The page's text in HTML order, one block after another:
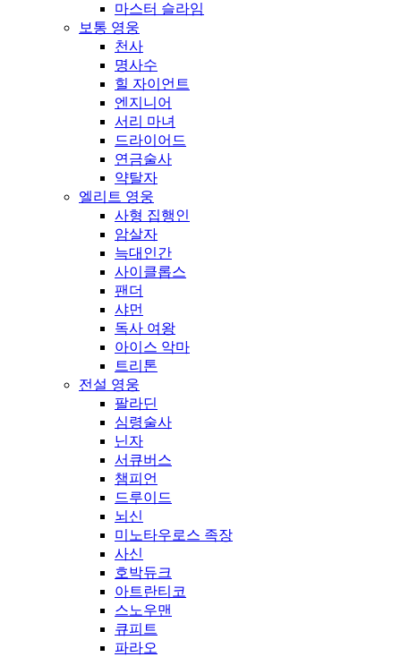
마스터 슬라임
보통 영웅
천사
명사수
힐 자이언트
엔지니어
서리 마녀
드라이어드
연금술사
약탈자
엘리트 영웅
사형 집행인
암살자
늑대인간
사이클롭스
팬더
샤먼
독사 여왕
아이스 악마
트리톤
전설 영웅
팔라딘
심령술사
닌자
서큐버스
챔피언
드루이드
뇌신
미노타우로스 족장
사신
호박듀크
아트란티코
스노우맨
큐피트
파라오